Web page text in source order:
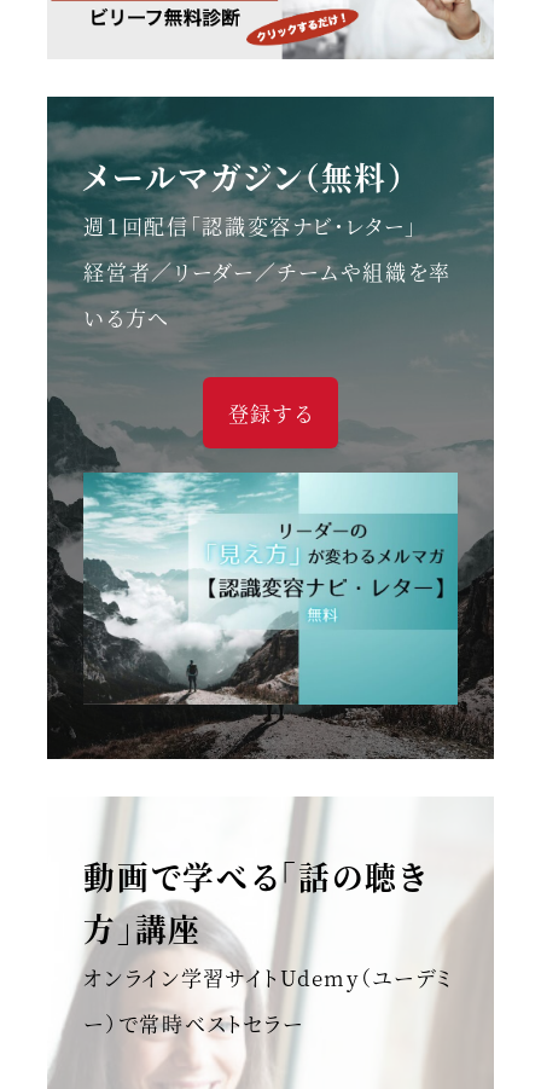
メールマガジン（無料）
週１回配信「認識変容ナビ・レター」
経営者／リーダー／チームや組織を率
いる方へ
登録する
動画で学べる「話の聴き
方」講座
オンライン学習サイトUdemy（ユーデミ
ー）で常時ベストセラー